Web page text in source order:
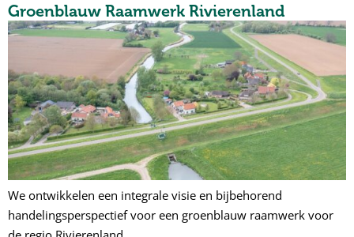
Groenblauw Raamwerk Rivierenland
We ontwikkelen een integrale visie en bijbehorend
handelingsperspectief voor een groenblauw raamwerk voor